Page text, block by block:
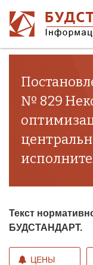
№ 829
Текст
БУДСТАНДАРТ.
ЦЕНЫ